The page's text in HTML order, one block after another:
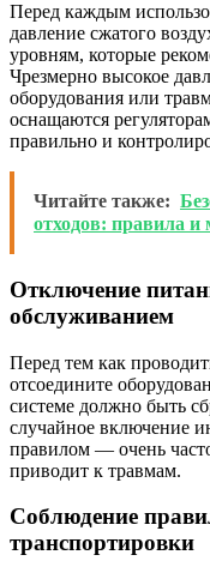
Перед каждым
давление сжатого
уровням, которые
Чрезмерно высокое
оборудования или
оснащаются
правильно и
Читайте также:
Отключение
обслуживанием
Перед тем как
отсоедините
системе должно быть
случайное включение
правилом — очень
приводит к травмам.
Соблюдение
транспортировки